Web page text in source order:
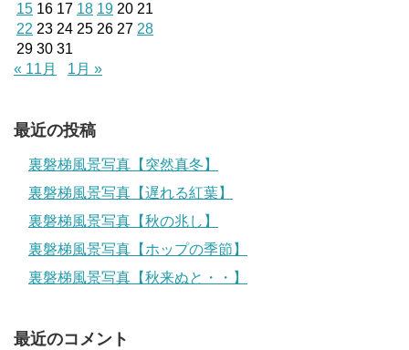
15 16 17 18 19 20 21
22 23 24 25 26 27 28
29 30 31
« 11月
1月 »
最近の投稿
裏磐梯風景写真【突然真冬】
裏磐梯風景写真【遅れる紅葉】
裏磐梯風景写真【秋の兆し】
裏磐梯風景写真【ホップの季節】
裏磐梯風景写真【秋来ぬと・・】
最近のコメント